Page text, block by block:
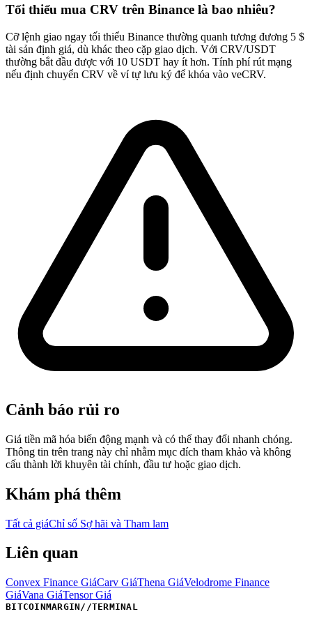
Tối thiểu mua CRV trên Binance là bao nhiêu?
Cỡ lệnh giao ngay tối thiểu Binance thường quanh tương đương 5 $
tài sản định giá, dù khác theo cặp giao dịch. Với CRV/USDT
thường bắt đầu được với 10 USDT hay ít hơn. Tính phí rút mạng
nếu định chuyển CRV về ví tự lưu ký để khóa vào veCRV.
Cảnh báo rủi ro
Giá tiền mã hóa biến động mạnh và có thể thay đổi nhanh chóng.
Thông tin trên trang này chỉ nhằm mục đích tham khảo và không
cấu thành lời khuyên tài chính, đầu tư hoặc giao dịch.
Khám phá thêm
Tất cả giáChỉ số Sợ hãi và Tham lam
Liên quan
Convex Finance GiáCarv GiáThena GiáVelodrome Finance
GiáVana GiáTensor Giá
BITCOINMARGIN//TERMINAL